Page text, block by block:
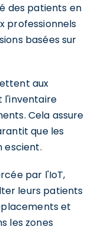
des patients en
professionnels
basées sur
aux
l'inventaire
Cela assure
que les
escient.
par l'IoT,
leurs patients
et
les zones